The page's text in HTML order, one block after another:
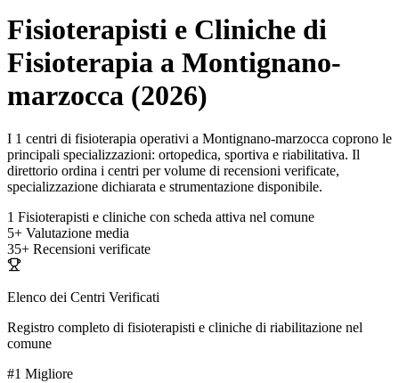
Fisioterapisti e Cliniche di
Fisioterapia a Montignano-
marzocca (2026)
I 1 centri di fisioterapia operativi a Montignano-marzocca coprono le
principali specializzazioni: ortopedica, sportiva e riabilitativa. Il
direttorio ordina i centri per volume di recensioni verificate,
specializzazione dichiarata e strumentazione disponibile.
1 Fisioterapisti e cliniche con scheda attiva nel comune
5+ Valutazione media
35+ Recensioni verificate
Elenco dei Centri Verificati
Registro completo di fisioterapisti e cliniche di riabilitazione nel
comune
#1 Migliore